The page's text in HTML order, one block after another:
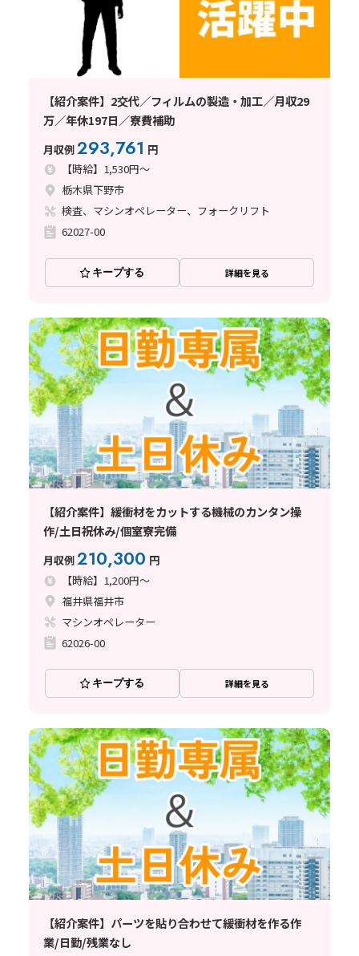
【紹介案件】2交代／フィルムの製造・加工／月収29
万／年休197日／寮費補助
月収例293,761 円
【時給】1,530円～
栃木県下野市
検査、マシンオペレーター、フォークリフト
62027-00
キープする 詳細を見る
【紹介案件】緩衝材をカットする機械のカンタン操
作/土日祝休み/個室寮完備
月収例210,300 円
【時給】1,200円～
福井県福井市
マシンオペレーター
62026-00
キープする 詳細を見る
【紹介案件】パーツを貼り合わせて緩衝材を作る作
業/日勤/残業なし